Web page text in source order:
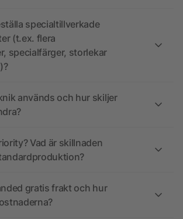
specialtillverkade
(t.ex. flera
specialfärger, storlekar
används och hur skiljer
Vad är skillnaden
gratis frakt och hur